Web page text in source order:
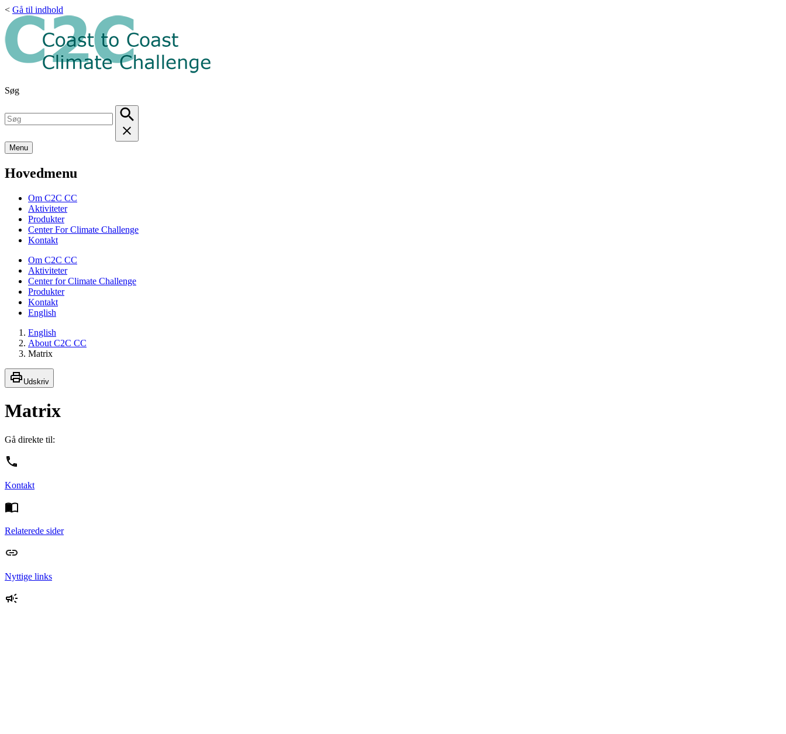
< Gå til indhold
Søg
Menu
Hovedmenu
Om C2C CC
Aktiviteter
Produkter
Center For Climate Challenge
Kontakt
Om C2C CC
Aktiviteter
Center for Climate Challenge
Produkter
Kontakt
English
English
About C2C CC
Matrix
Udskriv
Matrix
Gå direkte til:
Kontakt
Relaterede sider
Nyttige links